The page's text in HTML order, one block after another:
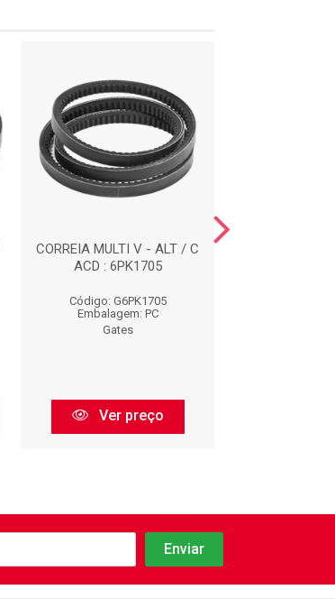
CORREIA MULTI V - ALT / C
ACD : 6PK1705
Código: G6PK1705
Embalagem: PC
Gates
Ver preço